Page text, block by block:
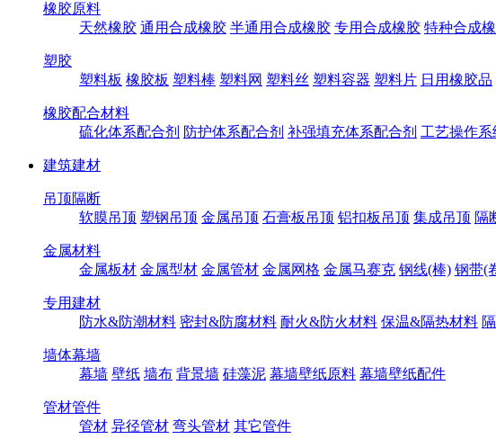
橡胶原料
天然橡胶 通用合成橡胶 半通用合成橡胶 专用合成橡胶 特种合成
塑胶
塑料板 橡胶板 塑料棒 塑料网 塑料丝 塑料容器 塑料片 日用橡胶品
橡胶配合材料
硫化体系配合剂 防护体系配合剂 补强填充体系配合剂 工艺操作系
建筑建材
吊顶隔断
软膜吊顶 塑钢吊顶 金属吊顶 石膏板吊顶 铝扣板吊顶 集成吊顶 隔
金属材料
金属板材 金属型材 金属管材 金属网格 金属马赛克 钢线(棒) 钢带(
专用建材
防水&防潮材料 密封&防腐材料 耐火&防火材料 保温&隔热材料
墙体幕墙
幕墙 壁纸 墙布 背景墙 硅藻泥 幕墙壁纸原料 幕墙壁纸配件
管材管件
管材 异径管材 弯头管材 其它管件